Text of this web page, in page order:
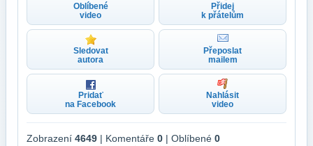
Oblíbené
video
Přidej
k přátelům
Sledovat
autora
Přeposlat
mailem
Pridať
na Facebook
Nahlásit
video
Zobrazení 4649 | Komentáře 0 | Oblíbené 0